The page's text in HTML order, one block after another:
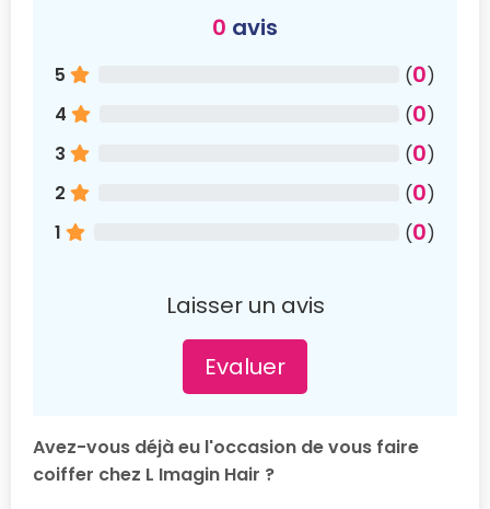
0 avis
5 (0)
4
(0)
3
(0)
2
(0)
1
(0)
Laisser un avis
Evaluer
Avez-vous déjà eu l'occasion de vous faire
coiffer chez L Imagin Hair ?